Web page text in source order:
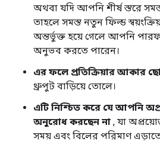
অথবা যদি আপনি শীর্ষ স্তরে
তাহলে সমস্ত নতুন ফিল্ড
অন্তর্ভুক্ত হয়ে গেলে আপনি
অনুভব করতে পারেন।
এর ফলে প্রতিক্রিয়ার আকার
থ্রুপুট বাড়িয়ে তোলে।
এটি নিশ্চিত করে যে আপনি
অনুরোধ করছেন না , যা
সময় এবং বিলের পরিমাণ এড়াতে